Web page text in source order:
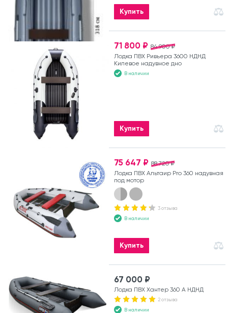
Купить
84 900 ₽
71 800 ₽
Лодка ПВХ Ривьера 3600 НДНД
Килевое надувное дно
В наличии
Купить
88 720 ₽
75 647 ₽
Лодка ПВХ Альтаир Pro 360 надувная
под мотор
3 отзыва
В наличии
Купить
67 000 ₽
Лодка ПВХ Хантер 360 А НДНД
2 отзыва
В наличии